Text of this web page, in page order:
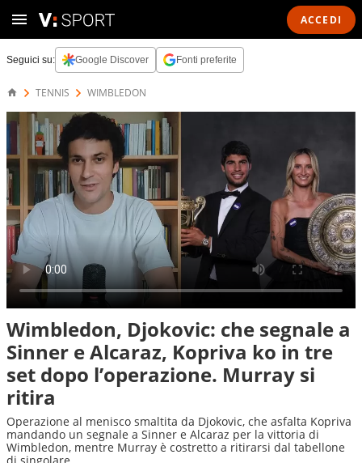
ACCEDI
Seguici su: Google Discover Fonti preferite
TENNIS WIMBLEDON
Wimbledon, Djokovic: che segnale a
Sinner e Alcaraz, Kopriva ko in tre
set dopo l’operazione. Murray si
ritira
Operazione al menisco smaltita da Djokovic, che asfalta Kopriva
mandando un segnale a Sinner e Alcaraz per la vittoria di
Wimbledon, mentre Murray è costretto a ritirarsi dal tabellone